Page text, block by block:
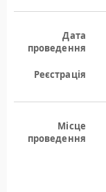
Дата
проведення
Реєстрація
Місце
проведення